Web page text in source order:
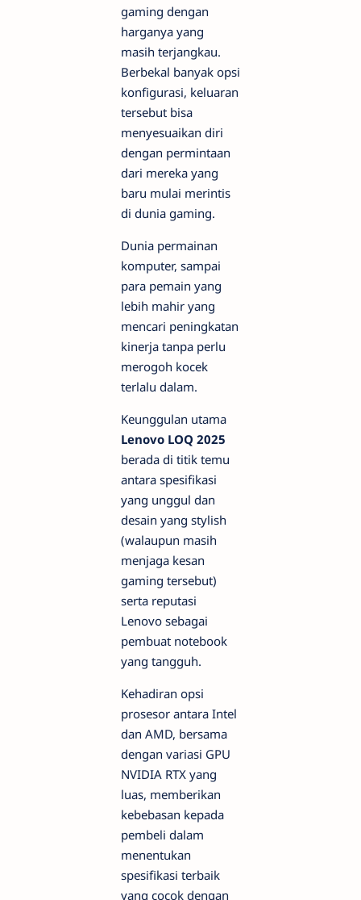
gaming dengan
harganya yang
masih terjangkau.
Berbekal banyak opsi
konfigurasi, keluaran
tersebut bisa
menyesuaikan diri
dengan permintaan
dari mereka yang
baru mulai merintis
di dunia gaming.
Dunia permainan
komputer, sampai
para pemain yang
lebih mahir yang
mencari peningkatan
kinerja tanpa perlu
merogoh kocek
terlalu dalam.
Keunggulan utama
Lenovo LOQ 2025
berada di titik temu
antara spesifikasi
yang unggul dan
desain yang stylish
(walaupun masih
menjaga kesan
gaming tersebut)
serta reputasi
Lenovo sebagai
pembuat notebook
yang tangguh.
Kehadiran opsi
prosesor antara Intel
dan AMD, bersama
dengan variasi GPU
NVIDIA RTX yang
luas, memberikan
kebebasan kepada
pembeli dalam
menentukan
spesifikasi terbaik
yang cocok dengan